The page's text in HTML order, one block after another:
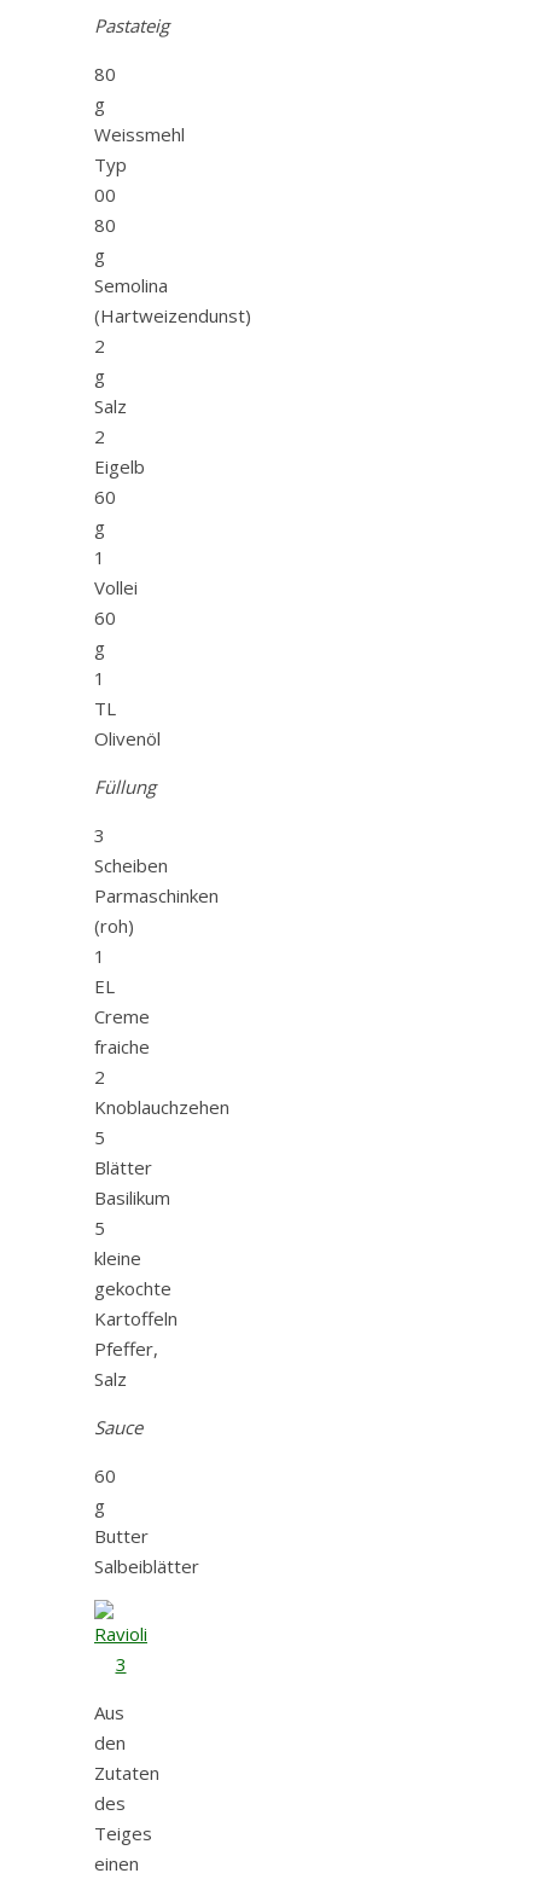
Pastateig
80
g
Weissmehl
Typ
00
80
g
Semolina
(Hartweizendunst)
2
g
Salz
2
Eigelb
60
g
1
Vollei
60
g
1
TL
Olivenöl
Füllung
3
Scheiben
Parmaschinken
(roh)
1
EL
Creme
fraiche
2
Knoblauchzehen
5
Blätter
Basilikum
5
kleine
gekochte
Kartoffeln
Pfeffer,
Salz
Sauce
60
g
Butter
Salbeiblätter
Aus
den
Zutaten
des
Teiges
einen